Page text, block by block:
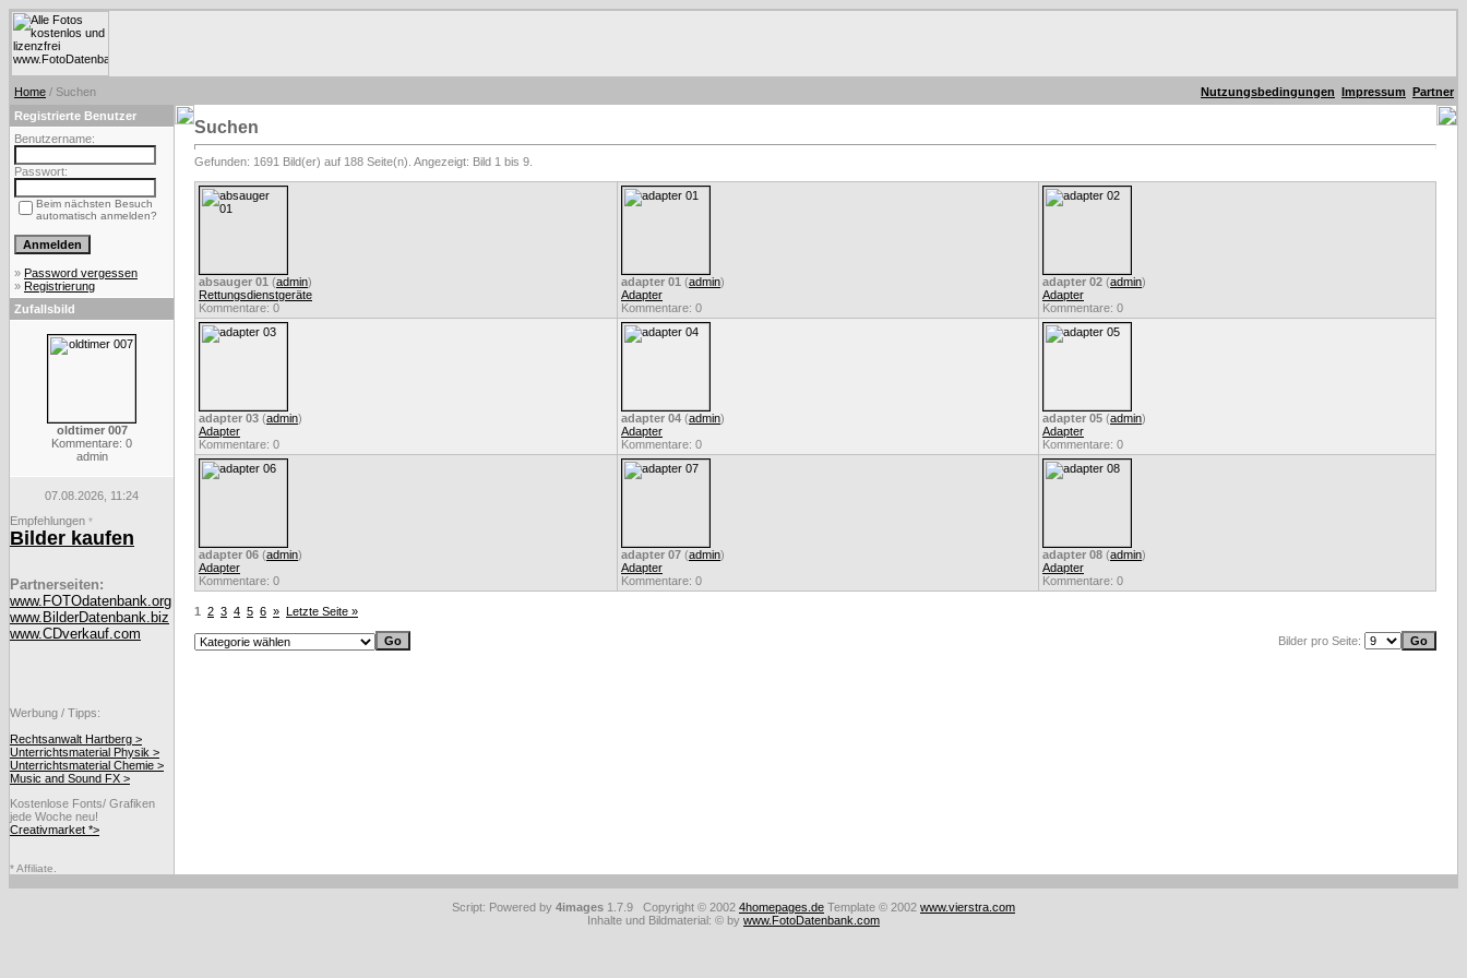
Home / Suchen Nutzungsbedingungen Impressum Partner
Registrierte Benutzer
Benutzername:
Passwort:
Beim nächsten Besuch
automatisch anmelden?
» Password vergessen
» Registrierung
Zufallsbild
oldtimer 007
Kommentare: 0
admin
07.08.2026, 11:24
Empfehlungen *
Bilder kaufen
Partnerseiten:
www.FOTOdatenbank.org
www.BilderDatenbank.biz
www.CDverkauf.com
Werbung / Tipps:
Rechtsanwalt Hartberg >
Unterrichtsmaterial Physik >
Unterrichtsmaterial Chemie >
Music and Sound FX >
Kostenlose Fonts/ Grafiken
jede Woche neu!
Creativmarket *>
* Affiliate.
Suchen
Gefunden: 1691 Bild(er) auf 188 Seite(n). Angezeigt: Bild 1 bis 9.
absauger 01 (admin)
Rettungsdienstgeräte
Kommentare: 0
adapter 01 (admin)
Adapter
Kommentare: 0
adapter 02 (admin)
Adapter
Kommentare: 0
adapter 03 (admin)
Adapter
Kommentare: 0
adapter 04 (admin)
Adapter
Kommentare: 0
adapter 05 (admin)
Adapter
Kommentare: 0
adapter 06 (admin)
Adapter
Kommentare: 0
adapter 07 (admin)
Adapter
Kommentare: 0
adapter 08 (admin)
Adapter
Kommentare: 0
1 2 3 4 5 6 » Letzte Seite »
Bilder pro Seite:
Script: Powered by 4images 1.7.9 Copyright © 2002 4homepages.de Template © 2002 www.vierstra.com
Inhalte und Bildmaterial: © by www.FotoDatenbank.com